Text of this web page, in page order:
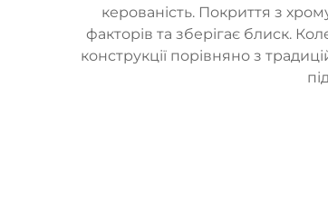
керованість. Покриття з
факторів та зберігає блиск.
конструкції порівняно з